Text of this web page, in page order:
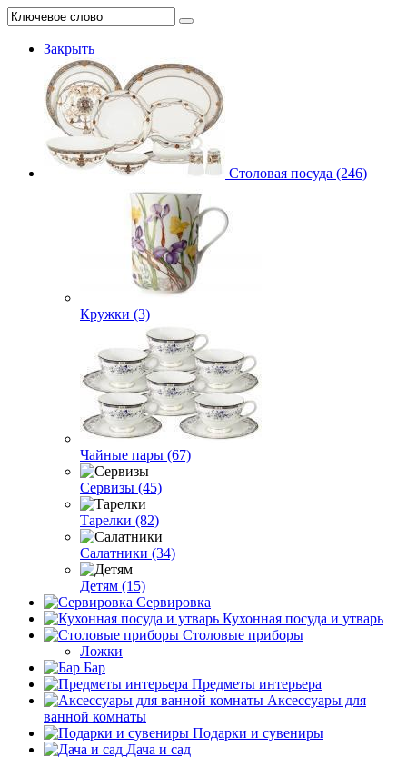
Закрыть
Столовая посуда (246)
Кружки (3)
Чайные пары (67)
Сервизы (45)
Тарелки (82)
Салатники (34)
Детям (15)
Сервировка
Кухонная посуда и утварь
Столовые приборы
Ложки
Бар
Предметы интерьера
Аксессуары для
ванной комнаты
Подарки и сувениры
Дача и сад